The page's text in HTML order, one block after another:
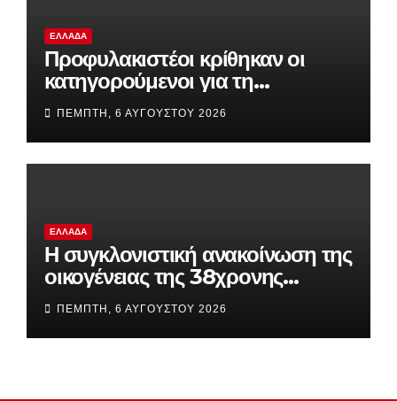
ΕΛΛΆΔΑ
Προφυλακιστέοι κρίθηκαν οι
κατηγορούμενοι για τη
δολοφονία του 58χρονου
ψυχολόγου στην Αργολίδα
ΠΈΜΠΤΗ, 6 ΑΥΓΟΎΣΤΟΥ 2026
ΕΛΛΆΔΑ
Η συγκλονιστική ανακοίνωση της
οικογένειας της 38χρονης
Βρετανίδας που βρέθηκε νεκρή
στην Κυψέλη
ΠΈΜΠΤΗ, 6 ΑΥΓΟΎΣΤΟΥ 2026